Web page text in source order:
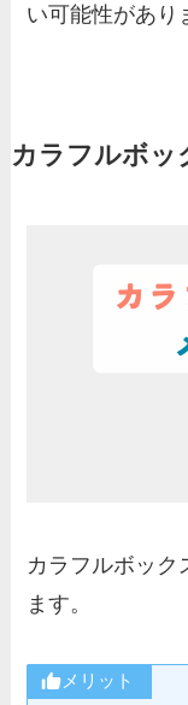
い可能性があり
カラフルボッ
カラフルボック
ます。
メリット